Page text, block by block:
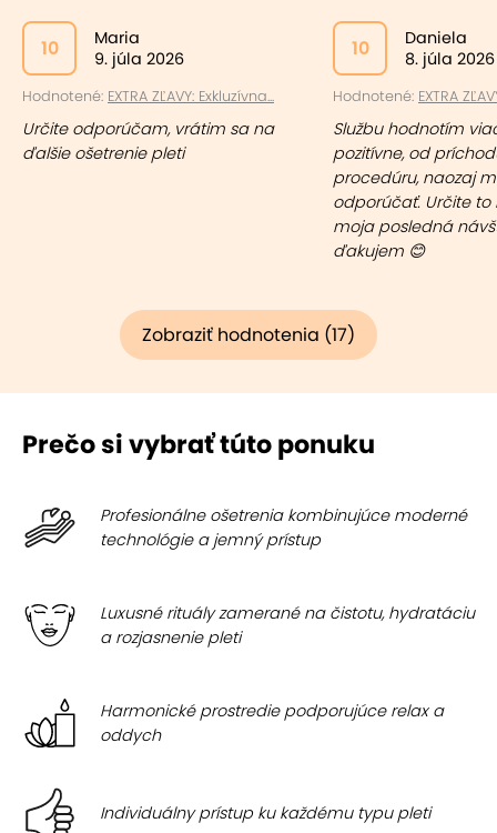
10
Maria
9. júla 2026
Hodnotené: EXTRA ZĽAVY: Exkluzívna...
Určite odporúčam, vrátim sa na
ďalšie ošetrenie pleti
10
Daniela
8. júla 2026
Hodnotené: EXTRA
Službu hodnotím
pozitívne, od
procedúru, naozaj
odporúčať. Určite to
moja posledná
ďakujem 😊
Zobraziť hodnotenia (17)
Prečo si vybrať túto ponuku
Profesionálne ošetrenia kombinujúce moderné
technológie a jemný prístup
Luxusné rituály zamerané na čistotu, hydratáciu
a rozjasnenie pleti
Harmonické prostredie podporujúce relax a
oddych
Individuálny prístup ku každému typu pleti